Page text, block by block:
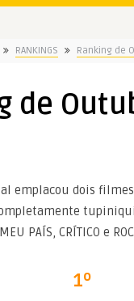
RANKINGS Ranking de
de
emplacou dois
PAÍS, CRÍTICO e
1º